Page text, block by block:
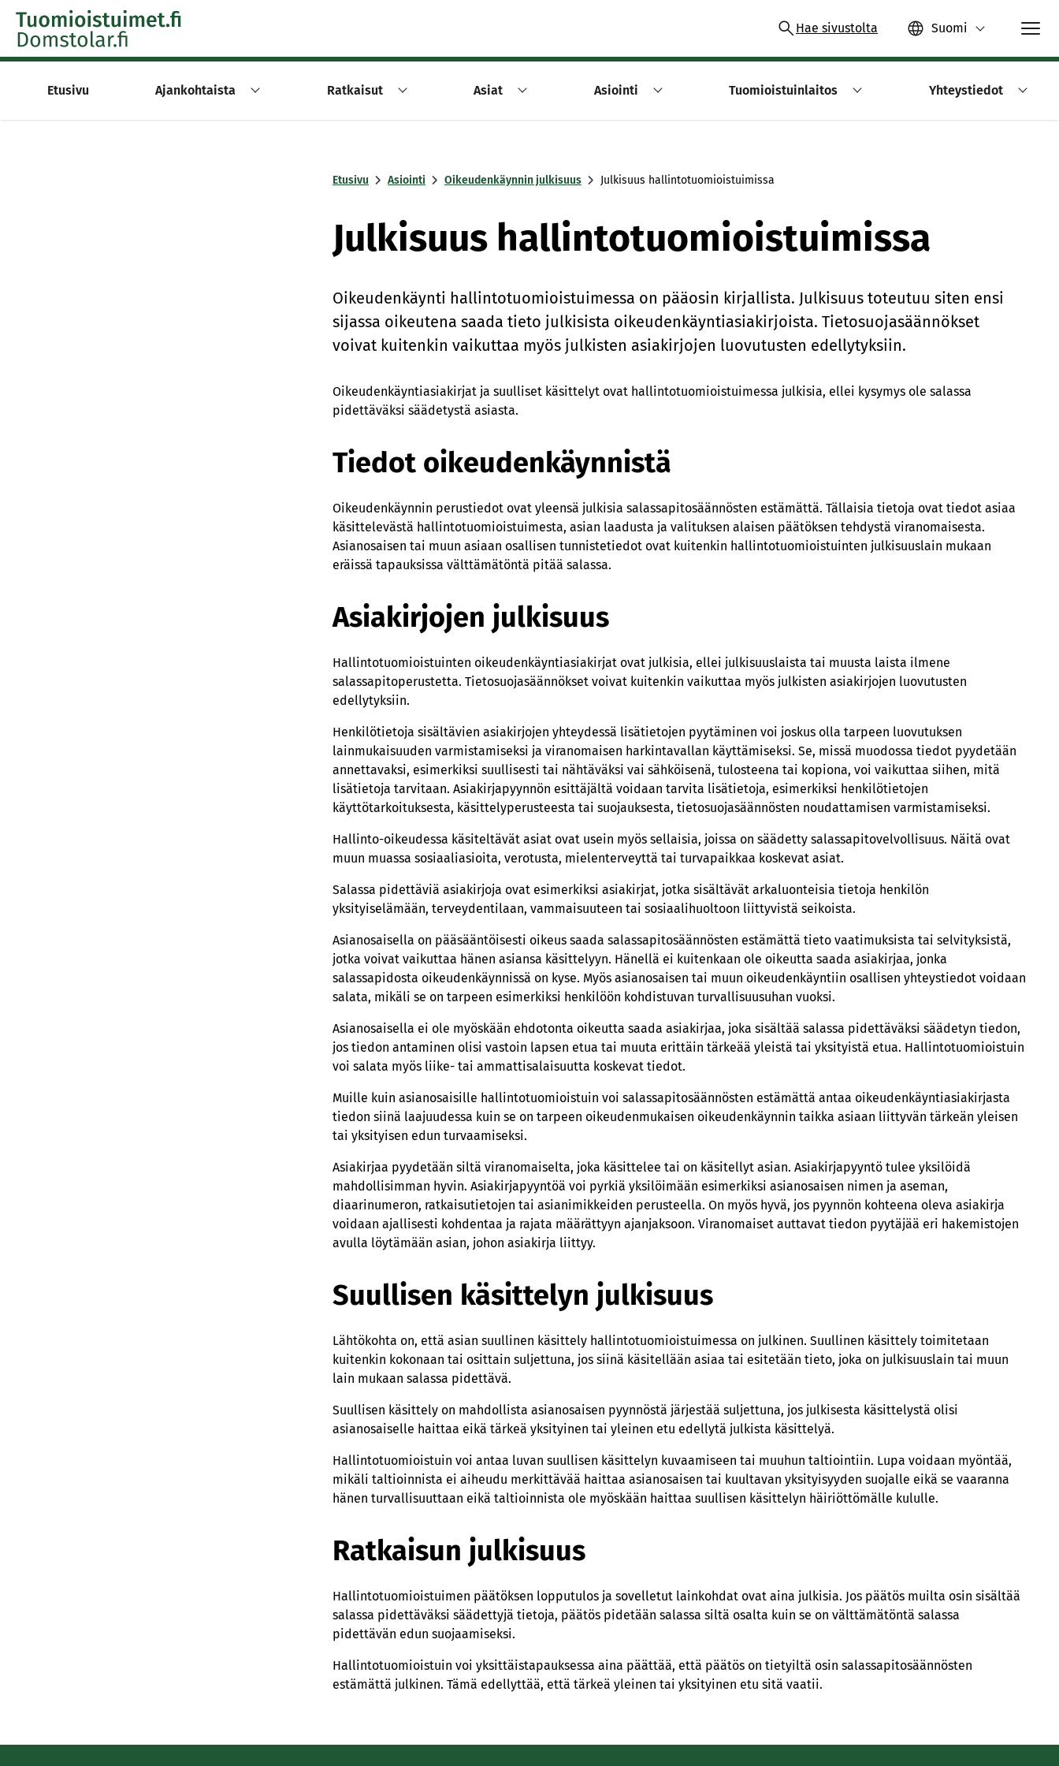
Skip to content -saavutettavuusohje
Hae sivustolta Suomi
Etusivu Ajankohtaista Ratkaisut Asiat Asiointi Tuomioistuinlaitos Yhteystiedot
Etusivu Asiointi Oikeudenkäynnin julkisuus Julkisuus hallintotuomioistuimissa
Julkisuus hallintotuomioistuimissa
Oikeudenkäynti hallintotuomioistuimessa on pääosin kirjallista. Julkisuus toteutuu siten ensi
sijassa oikeutena saada tieto julkisista oikeudenkäyntiasiakirjoista. Tietosuojasäännökset
voivat kuitenkin vaikuttaa myös julkisten asiakirjojen luovutusten edellytyksiin.
Oikeudenkäyntiasiakirjat ja suulliset käsittelyt ovat hallintotuomioistuimessa julkisia, ellei kysymys ole salassa
pidettäväksi säädetystä asiasta.
Tiedot oikeudenkäynnistä
Oikeudenkäynnin perustiedot ovat yleensä julkisia salassapitosäännösten estämättä. Tällaisia tietoja ovat tiedot asiaa
käsittelevästä hallintotuomioistuimesta, asian laadusta ja valituksen alaisen päätöksen tehdystä viranomaisesta.
Asianosaisen tai muun asiaan osallisen tunnistetiedot ovat kuitenkin hallintotuomioistuinten julkisuuslain mukaan
eräissä tapauksissa välttämätöntä pitää salassa.
Asiakirjojen julkisuus
Hallintotuomioistuinten oikeudenkäyntiasiakirjat ovat julkisia, ellei julkisuuslaista tai muusta laista ilmene
salassapitoperustetta. Tietosuojasäännökset voivat kuitenkin vaikuttaa myös julkisten asiakirjojen luovutusten
edellytyksiin.
Henkilötietoja sisältävien asiakirjojen yhteydessä lisätietojen pyytäminen voi joskus olla tarpeen luovutuksen
lainmukaisuuden varmistamiseksi ja viranomaisen harkintavallan käyttämiseksi. Se, missä muodossa tiedot pyydetään
annettavaksi, esimerkiksi suullisesti tai nähtäväksi vai sähköisenä, tulosteena tai kopiona, voi vaikuttaa siihen, mitä
lisätietoja tarvitaan. Asiakirjapyynnön esittäjältä voidaan tarvita lisätietoja, esimerkiksi henkilötietojen
käyttötarkoituksesta, käsittelyperusteesta tai suojauksesta, tietosuojasäännösten noudattamisen varmistamiseksi.
Hallinto-oikeudessa käsiteltävät asiat ovat usein myös sellaisia, joissa on säädetty salassapitovelvollisuus. Näitä ovat
muun muassa sosiaaliasioita, verotusta, mielenterveyttä tai turvapaikkaa koskevat asiat.
Salassa pidettäviä asiakirjoja ovat esimerkiksi asiakirjat, jotka sisältävät arkaluonteisia tietoja henkilön
yksityiselämään, terveydentilaan, vammaisuuteen tai sosiaalihuoltoon liittyvistä seikoista.
Asianosaisella on pääsääntöisesti oikeus saada salassapitosäännösten estämättä tieto vaatimuksista tai selvityksistä,
jotka voivat vaikuttaa hänen asiansa käsittelyyn. Hänellä ei kuitenkaan ole oikeutta saada asiakirjaa, jonka
salassapidosta oikeudenkäynnissä on kyse. Myös asianosaisen tai muun oikeudenkäyntiin osallisen yhteystiedot voidaan
salata, mikäli se on tarpeen esimerkiksi henkilöön kohdistuvan turvallisuusuhan vuoksi.
Asianosaisella ei ole myöskään ehdotonta oikeutta saada asiakirjaa, joka sisältää salassa pidettäväksi säädetyn tiedon,
jos tiedon antaminen olisi vastoin lapsen etua tai muuta erittäin tärkeää yleistä tai yksityistä etua. Hallintotuomioistuin
voi salata myös liike- tai ammattisalaisuutta koskevat tiedot.
Muille kuin asianosaisille hallintotuomioistuin voi salassapitosäännösten estämättä antaa oikeudenkäyntiasiakirjasta
tiedon siinä laajuudessa kuin se on tarpeen oikeudenmukaisen oikeudenkäynnin taikka asiaan liittyvän tärkeän yleisen
tai yksityisen edun turvaamiseksi.
Asiakirjaa pyydetään siltä viranomaiselta, joka käsittelee tai on käsitellyt asian. Asiakirjapyyntö tulee yksilöidä
mahdollisimman hyvin. Asiakirjapyyntöä voi pyrkiä yksilöimään esimerkiksi asianosaisen nimen ja aseman,
diaarinumeron, ratkaisutietojen tai asianimikkeiden perusteella. On myös hyvä, jos pyynnön kohteena oleva asiakirja
voidaan ajallisesti kohdentaa ja rajata määrättyyn ajanjaksoon. Viranomaiset auttavat tiedon pyytäjää eri hakemistojen
avulla löytämään asian, johon asiakirja liittyy.
Suullisen käsittelyn julkisuus
Lähtökohta on, että asian suullinen käsittely hallintotuomioistuimessa on julkinen. Suullinen käsittely toimitetaan
kuitenkin kokonaan tai osittain suljettuna, jos siinä käsitellään asiaa tai esitetään tieto, joka on julkisuuslain tai muun
lain mukaan salassa pidettävä.
Suullisen käsittely on mahdollista asianosaisen pyynnöstä järjestää suljettuna, jos julkisesta käsittelystä olisi
asianosaiselle haittaa eikä tärkeä yksityinen tai yleinen etu edellytä julkista käsittelyä.
Hallintotuomioistuin voi antaa luvan suullisen käsittelyn kuvaamiseen tai muuhun taltiointiin. Lupa voidaan myöntää,
mikäli taltioinnista ei aiheudu merkittävää haittaa asianosaisen tai kuultavan yksityisyyden suojalle eikä se vaaranna
hänen turvallisuuttaan eikä taltioinnista ole myöskään haittaa suullisen käsittelyn häiriöttömälle kululle.
Ratkaisun julkisuus
Hallintotuomioistuimen päätöksen lopputulos ja sovelletut lainkohdat ovat aina julkisia. Jos päätös muilta osin sisältää
salassa pidettäväksi säädettyjä tietoja, päätös pidetään salassa siltä osalta kuin se on välttämätöntä salassa
pidettävän edun suojaamiseksi.
Hallintotuomioistuin voi yksittäistapauksessa aina päättää, että päätös on tietyiltä osin salassapitosäännösten
estämättä julkinen. Tämä edellyttää, että tärkeä yleinen tai yksityinen etu sitä vaatii.